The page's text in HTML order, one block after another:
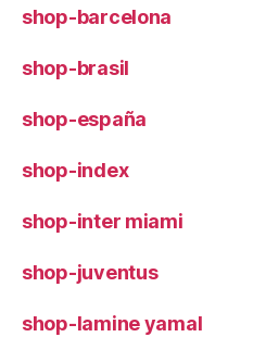
shop-barcelona
shop-brasil
shop-españa
shop-index
shop-inter miami
shop-juventus
shop-lamine yamal